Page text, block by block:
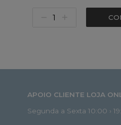
APOIO CLIENTE LOJA
Segunda a Sexta 10:00 ›